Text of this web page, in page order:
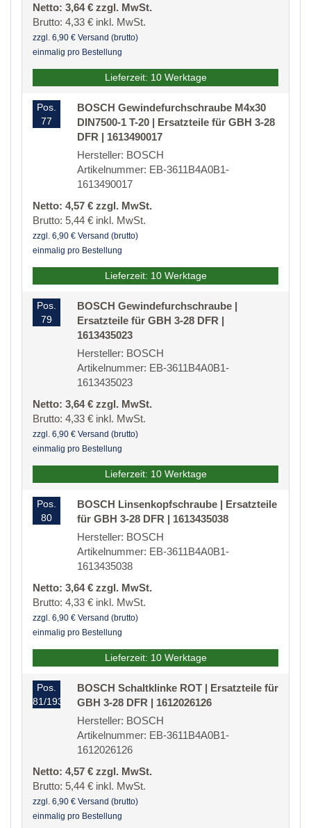
Netto: 3,64 € zzgl. MwSt.
Brutto: 4,33 € inkl. MwSt.
zzgl. 6,90 € Versand (brutto)
einmalig pro Bestellung
Lieferzeit: 10 Werktage
Pos.
77
BOSCH Gewindefurchschraube M4x30
DIN7500-1 T-20 | Ersatzteile für GBH 3-28
DFR | 1613490017
Hersteller: BOSCH
Artikelnummer: EB-3611B4A0B1-
1613490017
Netto: 4,57 € zzgl. MwSt.
Brutto: 5,44 € inkl. MwSt.
zzgl. 6,90 € Versand (brutto)
einmalig pro Bestellung
Lieferzeit: 10 Werktage
Pos.
79
BOSCH Gewindefurchschraube |
Ersatzteile für GBH 3-28 DFR |
1613435023
Hersteller: BOSCH
Artikelnummer: EB-3611B4A0B1-
1613435023
Netto: 3,64 € zzgl. MwSt.
Brutto: 4,33 € inkl. MwSt.
zzgl. 6,90 € Versand (brutto)
einmalig pro Bestellung
Lieferzeit: 10 Werktage
Pos.
80
BOSCH Linsenkopfschraube | Ersatzteile
für GBH 3-28 DFR | 1613435038
Hersteller: BOSCH
Artikelnummer: EB-3611B4A0B1-
1613435038
Netto: 3,64 € zzgl. MwSt.
Brutto: 4,33 € inkl. MwSt.
zzgl. 6,90 € Versand (brutto)
einmalig pro Bestellung
Lieferzeit: 10 Werktage
Pos.
81/193
BOSCH Schaltklinke ROT | Ersatzteile für
GBH 3-28 DFR | 1612026126
Hersteller: BOSCH
Artikelnummer: EB-3611B4A0B1-
1612026126
Netto: 4,57 € zzgl. MwSt.
Brutto: 5,44 € inkl. MwSt.
zzgl. 6,90 € Versand (brutto)
einmalig pro Bestellung